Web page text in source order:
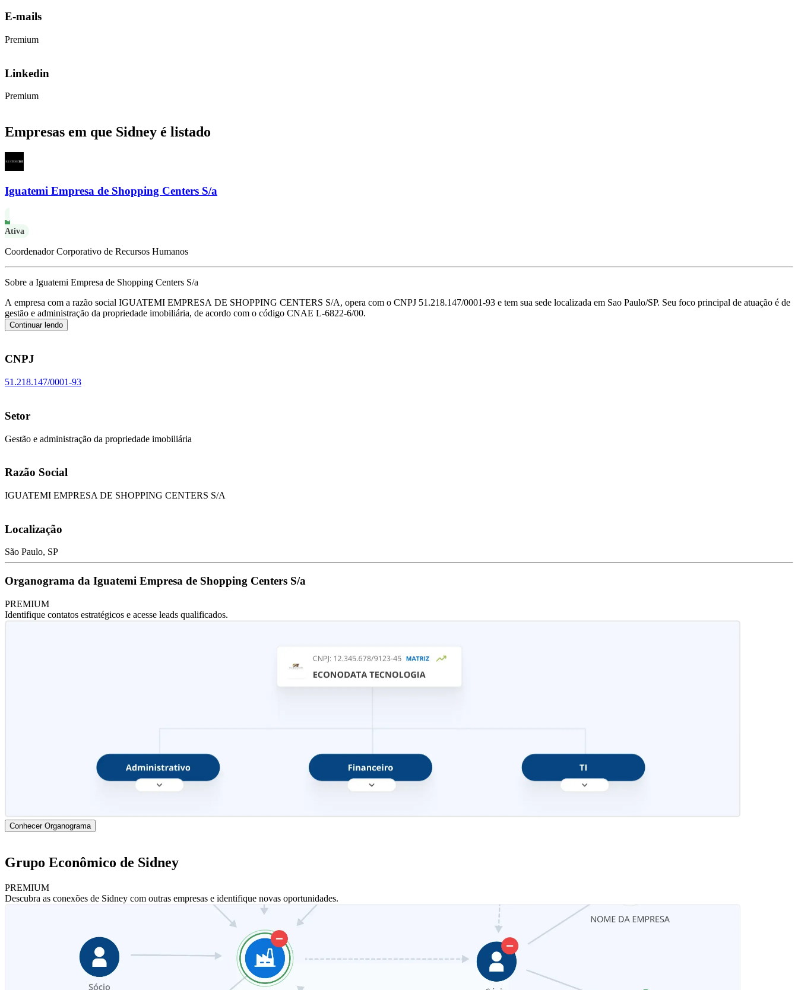
E-mails
Premium
Linkedin
Premium
Empresas em que Sidney é listado
Iguatemi Empresa de Shopping Centers S/a
Ativa
Coordenador Corporativo de Recursos Humanos
Sobre a Iguatemi Empresa de Shopping Centers S/a
A empresa com a razão social IGUATEMI EMPRESA DE SHOPPING CENTERS S/A, opera com o CNPJ 51.218.147/0001-93 e tem sua sede localizada em Sao Paulo/SP. Seu foco principal de atuação é de
gestão e administração da propriedade imobiliária, de acordo com o código CNAE L-6822-6/00.
Continuar lendo
CNPJ
51.218.147/0001-93
Setor
Gestão e administração da propriedade imobiliária
Razão Social
IGUATEMI EMPRESA DE SHOPPING CENTERS S/A
Localização
São Paulo, SP
Organograma da Iguatemi Empresa de Shopping Centers S/a
PREMIUM
Identifique contatos estratégicos e acesse leads qualificados.
Conhecer Organograma
Grupo Econômico de Sidney
PREMIUM
Descubra as conexões de Sidney com outras empresas e identifique novas oportunidades.